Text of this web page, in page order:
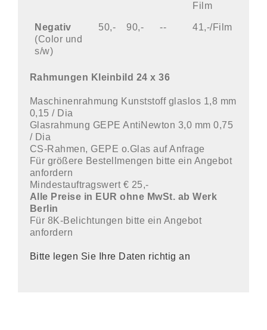
Film
Negativ
(Color und
s/w)
50,- 90,- -- 41,-/Film
Rahmungen Kleinbild 24 x 36
Maschinenrahmung Kunststoff glaslos 1,8 mm
0,15 / Dia
Glasrahmung GEPE AntiNewton 3,0 mm 0,75
/ Dia
CS-Rahmen, GEPE o.Glas auf Anfrage
Für größere Bestellmengen bitte ein Angebot
anfordern
Mindestauftragswert € 25,-
Alle Preise in EUR ohne MwSt. ab Werk
Berlin
Für 8K-Belichtungen bitte ein Angebot
anfordern
Bitte legen Sie Ihre Daten richtig an